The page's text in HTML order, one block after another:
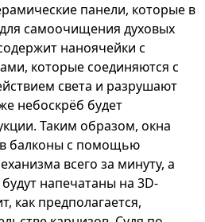
панели, которые в
самоочищения духовых
наноячейки с
которые соединяются с
света и разрушают
небоскрёб будет
Таким образом, окна
балконы с помощью
всего за минуту, а
напечатаны на 3D-
как предполагается,